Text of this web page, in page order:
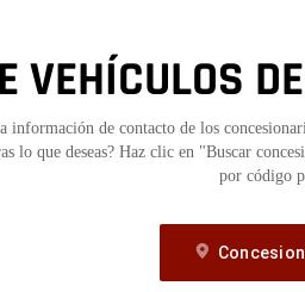
VEHÍCULOS
información de contacto de los
lo que deseas? Haz clic en "Buscar
por código